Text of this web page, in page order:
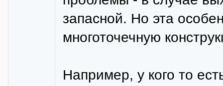
запасной. Но эта
многоточечную
Например, у кого то